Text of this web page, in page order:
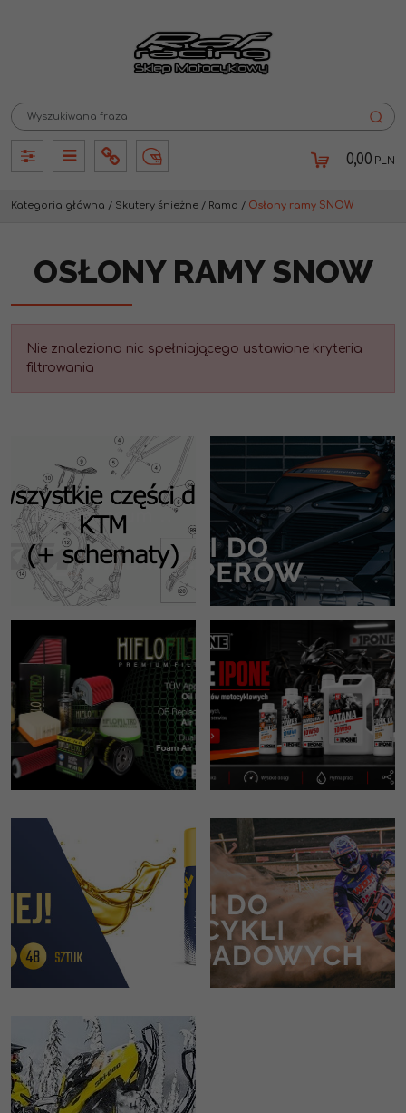
PanelPanelInfo Lang 0,00 PLN
Kategoria główna / Skutery śnieżne / Rama / Osłony ramy SNOW
OSŁONY RAMY SNOW
Nie znaleziono nic spełniającego ustawione kryteria
filtrowania